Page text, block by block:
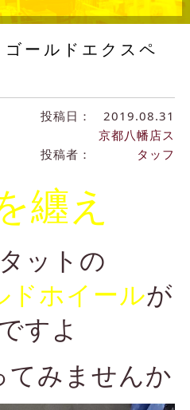
ゴールドエクスペ
投稿日： 2019.08.31
投稿者：
京都八幡店ス
タッフ
纏え
ットの
ドホイールが
すよ
てみませんか